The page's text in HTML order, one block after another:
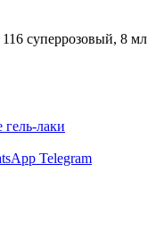
суперрозовый, 8 мл
лаки
Telegram